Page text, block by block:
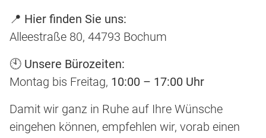
📍 Hier finden Sie uns:
Alleestraße 80, 44793 Bochum
🕙 Unsere Bürozeiten:
Montag bis Freitag, 10:00 – 17:00 Uhr
Damit wir ganz in Ruhe auf Ihre Wünsche
eingehen können, empfehlen wir, vorab einen